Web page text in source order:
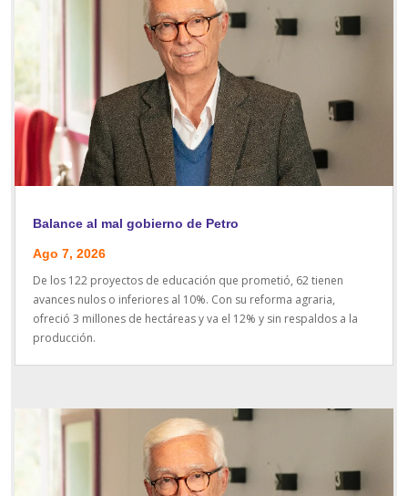
Balance al mal gobierno de Petro
Ago 7, 2026
De los 122 proyectos de educación que prometió, 62 tienen
avances nulos o inferiores al 10%. Con su reforma agraria,
ofreció 3 millones de hectáreas y va el 12% y sin respaldos a la
producción.